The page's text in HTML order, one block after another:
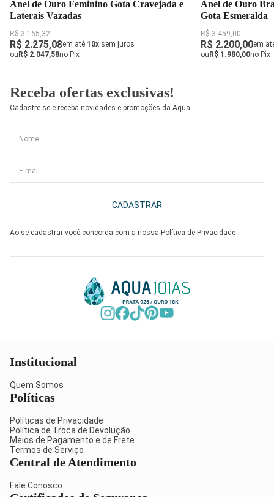
Anel de Ouro Feminino Gota Cravejada e
Laterais Vazadas
R$ 3.165,32
R$ 2.275,08em até 10x sem juros
ouR$ 2.047,58no Pix
Anel de Ouro
Gota Esmeralda
R$ 3.459,00
R$ 2.200,00em
ouR$ 1.980,00no Pix
Receba ofertas exclusivas!
Cadastre-se e receba novidades e promoções da Aqua
CADASTRAR
Ao se cadastrar você concorda com a nossa Política de Privacidade
Institucional
Quem Somos
Políticas
Políticas de Privacidade
Política de Troca de Devolução
Meios de Pagamento e de Frete
Termos de Serviço
Central de Atendimento
Fale Conosco